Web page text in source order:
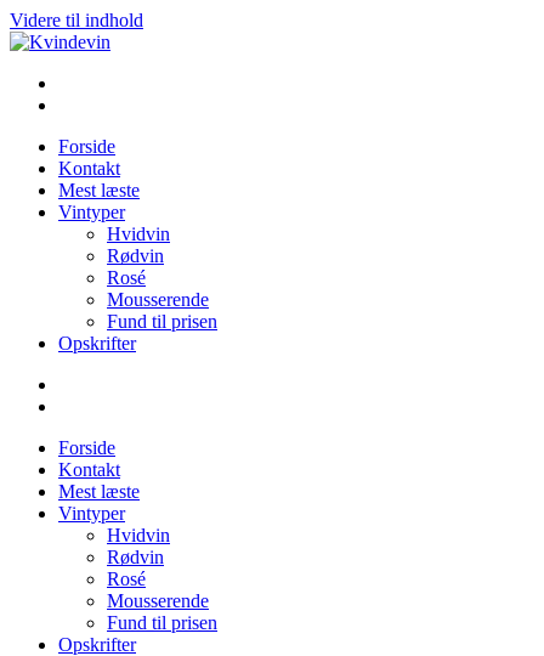
Videre til indhold
Kvindevin
Blog om vin for kvinder (& andre mennesker)
Forside
Kontakt
Mest læste
Vintyper
Hvidvin
Rødvin
Rosé
Mousserende
Fund til prisen
Opskrifter
Forside
Kontakt
Mest læste
Vintyper
Hvidvin
Rødvin
Rosé
Mousserende
Fund til prisen
Opskrifter